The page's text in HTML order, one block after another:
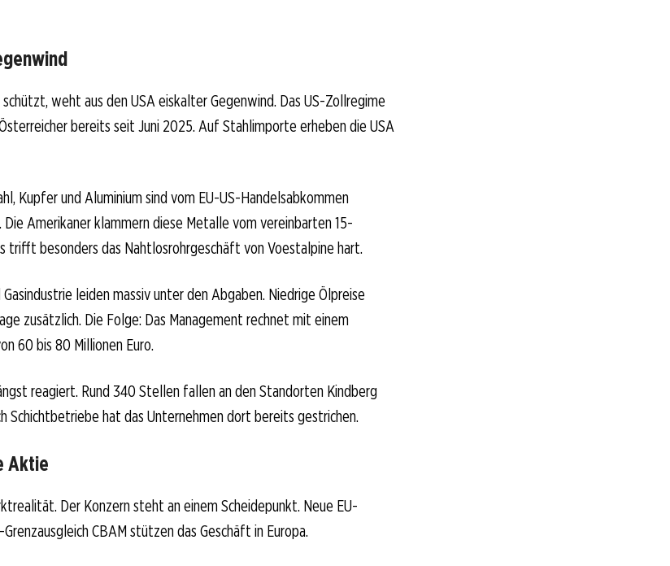
weht aus den USA eiskalter Gegenwind. Das US-Zollregime
bereits seit Juni 2025. Auf Stahlimporte erheben die USA
Kupfer und Aluminium sind vom EU-US-Handelsabkommen
Die Amerikaner klammern diese Metalle vom vereinbarten 15-
trifft besonders das Nahtlosrohrgeschäft von Voestalpine hart.
leiden massiv unter den Abgaben. Niedrige Ölpreise
zusätzlich. Die Folge: Das Management rechnet mit einem
60 bis 80 Millionen Euro.
reagiert. Rund 340 Stellen fallen an den Standorten Kindberg
Schichtbetriebe hat das Unternehmen dort bereits gestrichen.
Aktie
Der Konzern steht an einem Scheidepunkt. Neue EU-
CBAM stützen das Geschäft in Europa.